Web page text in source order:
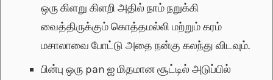
ஒரு கிளறு கிளறி அதில் நாம் நறுக்கி
வைத்திருக்கும் கொத்தமல்லி மற்றும் கரம்
மசாலாவை போட்டு அதை நன்கு கலந்து விடவும்.
பின்பு ஒரு pan ஐ மிதமான சூட்டில் அடுப்பில்